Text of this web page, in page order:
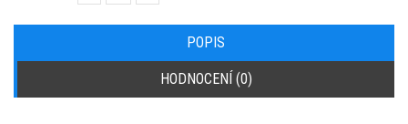
POPIS
HODNOCENÍ (0)